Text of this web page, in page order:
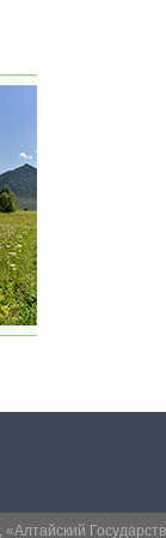
«Алтайский